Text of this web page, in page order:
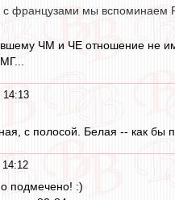
с французами мы
ЧМ и ЧЕ отношение не
с полосой. Белая -- как бы
подмечено! :)